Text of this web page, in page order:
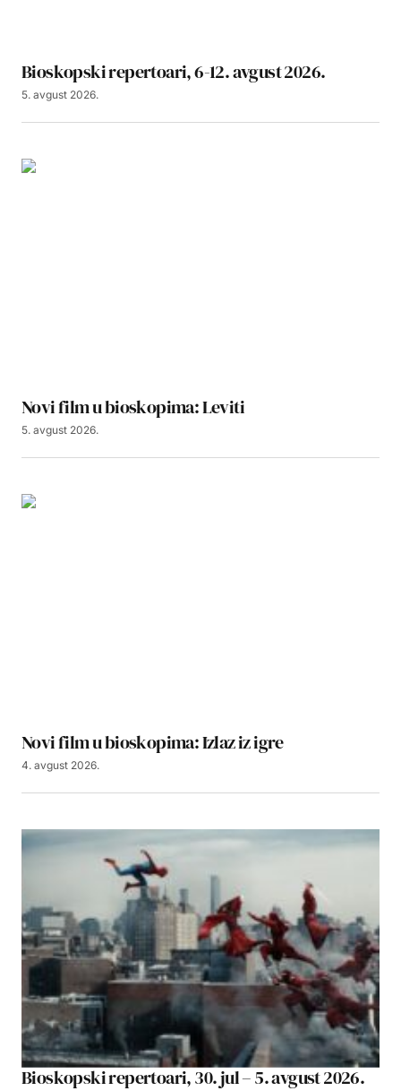
Bioskopski repertoari, 6-12. avgust 2026.
5. avgust 2026.
Novi film u bioskopima: Leviti
5. avgust 2026.
Novi film u bioskopima: Izlaz iz igre
4. avgust 2026.
Bioskopski repertoari, 30. jul – 5. avgust 2026.